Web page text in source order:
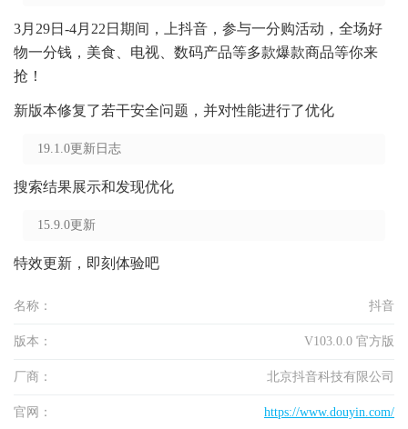
3月29日-4月22日期间，上抖音，参与一分购活动，全场好
物一分钱，美食、电视、数码产品等多款爆款商品等你来
抢！
新版本修复了若干安全问题，并对性能进行了优化
19.1.0更新日志
搜索结果展示和发现优化
15.9.0更新
特效更新，即刻体验吧
名称： 抖音
版本： V103.0.0 官方版
厂商： 北京抖音科技有限公司
官网： https://www.douyin.com/